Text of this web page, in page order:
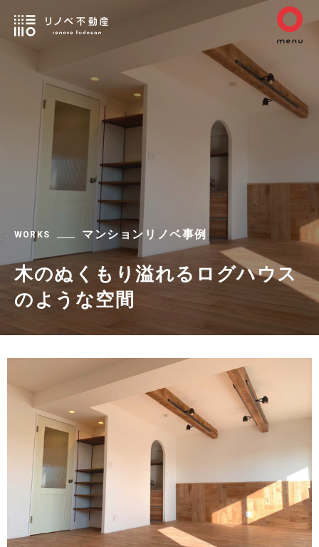
WORKS マンションリノベ事例
木のぬくもり溢れるログハウス
のような空間